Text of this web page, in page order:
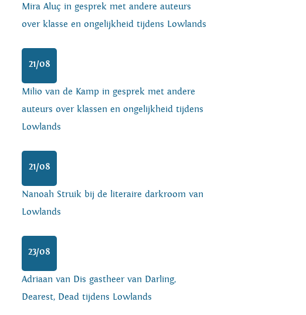
Mira Aluç in gesprek met andere auteurs
over klasse en ongelijkheid tijdens Lowlands
21/08
Milio van de Kamp in gesprek met andere
auteurs over klassen en ongelijkheid tijdens
Lowlands
21/08
Nanoah Struik bij de literaire darkroom van
Lowlands
23/08
Adriaan van Dis gastheer van Darling,
Dearest, Dead tijdens Lowlands